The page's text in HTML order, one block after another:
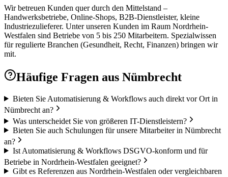
Wir betreuen Kunden quer durch den Mittelstand –
Handwerksbetriebe, Online-Shops, B2B-Dienstleister, kleine
Industriezulieferer. Unter unseren Kunden im Raum Nordrhein-
Westfalen sind Betriebe von 5 bis 250 Mitarbeitern. Spezialwissen
für regulierte Branchen (Gesundheit, Recht, Finanzen) bringen wir
mit.
Häufige Fragen aus Nümbrecht
Bieten Sie Automatisierung & Workflows auch direkt vor Ort in
Nümbrecht an?
Was unterscheidet Sie von größeren IT-Dienstleistern?
Bieten Sie auch Schulungen für unsere Mitarbeiter in Nümbrecht
an?
Ist Automatisierung & Workflows DSGVO-konform und für
Betriebe in Nordrhein-Westfalen geeignet?
Gibt es Referenzen aus Nordrhein-Westfalen oder vergleichbaren